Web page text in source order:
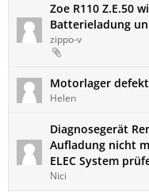
Zoe R110 Z.E.50
Batterieladung
zippo-v
Motorlager defekt
Helen
Diagnosegerät
Aufladung nicht
ELEC System
Nici